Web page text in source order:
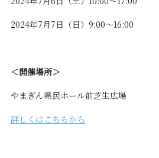
2024年7月7日（日）9:00～16:00
＜開催場所＞
やまぎん県民ホール前芝生広場
詳しくはこちらから